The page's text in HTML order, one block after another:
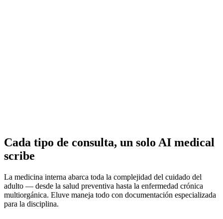
Cada tipo de consulta, un solo AI medical
scribe
La medicina interna abarca toda la complejidad del cuidado del
adulto — desde la salud preventiva hasta la enfermedad crónica
multiorgánica. Eluve maneja todo con documentación especializada
para la disciplina.